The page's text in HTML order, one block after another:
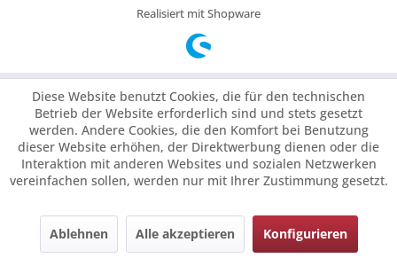
Realisiert mit Shopware
Diese Website benutzt Cookies, die für den technischen
Betrieb der Website erforderlich sind und stets gesetzt
werden. Andere Cookies, die den Komfort bei Benutzung
dieser Website erhöhen, der Direktwerbung dienen oder die
Interaktion mit anderen Websites und sozialen Netzwerken
vereinfachen sollen, werden nur mit Ihrer Zustimmung gesetzt.
Ablehnen Alle akzeptieren Konfigurieren